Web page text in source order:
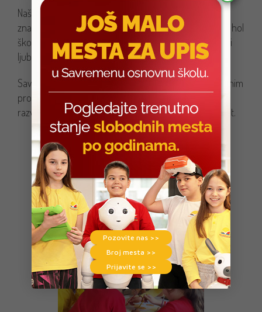
Naši učenici su završili nedelju puni inspiracije i novih
znanja, ponosno posmatrajući „Zid emocija”, koji krasi hol
škole, te podseća sve prisutne na važnost tolerancije i
ljubavi u svakodnevnom životu.
Savremena osnovna škola nastavlja sa svojim inovativnim
programima koji pripremaju decu za budućnost kroz
razvoj veština koje su ključne za uspešan i srećan život.
Pozovite nas >>
Broj mesta >>
Prijavite se >>